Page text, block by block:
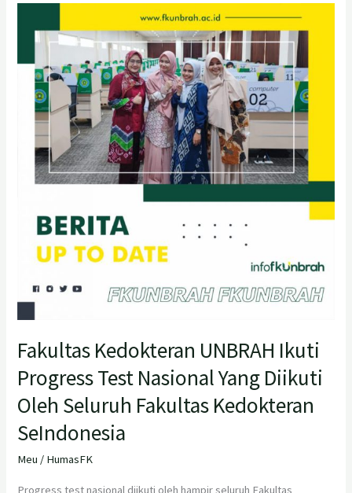
Fakultas Kedokteran UNBRAH Ikuti
Progress Test Nasional Yang Diikuti
Oleh Seluruh Fakultas Kedokteran
SeIndonesia
Meu / HumasFK
Progress test nasional diikuti oleh hampir seluruh Fakultas
Kedokteran
Ikuti
Progress
Test
Nasional
Yang
Diikuti
Seluruh
Fakultas
Kedokteran
SeIndonesia